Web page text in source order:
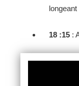
18 :15: